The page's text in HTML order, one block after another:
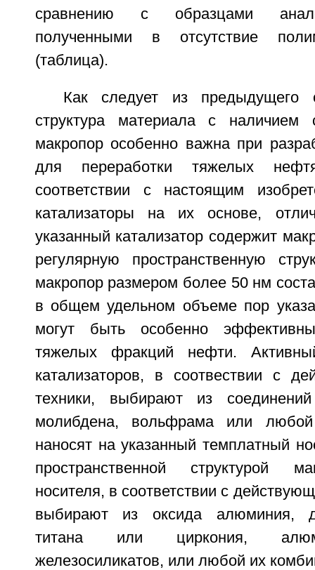
сравнению с образцами
полученными в отсутствие
(таблица).
Как следует из предыдущего
структура материала с наличием
макропор особенно важна при
для переработки тяжелых
соответствии с настоящим
катализаторы на их основе,
указанный катализатор содержит
регулярную пространственную
макропор размером более 50 нм
в общем удельном объеме пор
могут быть особенно
тяжелых фракций нефти.
катализаторов, в соотвествии с
техники, выбирают из
молибдена, вольфрама или
наносят на указанный темплатный
пространственной структурой
носителя, в соответствии с
выбирают из оксида алюминия,
титана или циркония,
железосиликатов, или любой их